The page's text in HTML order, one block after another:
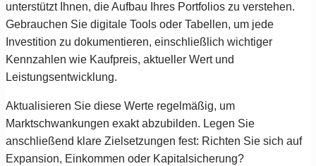
unterstützt Ihnen, die Aufbau Ihres Portfolios zu verstehen.
Gebrauchen Sie digitale Tools oder Tabellen, um jede
Investition zu dokumentieren, einschließlich wichtiger
Kennzahlen wie Kaufpreis, aktueller Wert und
Leistungsentwicklung.
Aktualisieren Sie diese Werte regelmäßig, um
Marktschwankungen exakt abzubilden. Legen Sie
anschließend klare Zielsetzungen fest: Richten Sie sich auf
Expansion, Einkommen oder Kapitalsicherung?